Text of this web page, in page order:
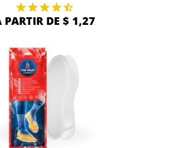
PARTIR DE $ 1,27